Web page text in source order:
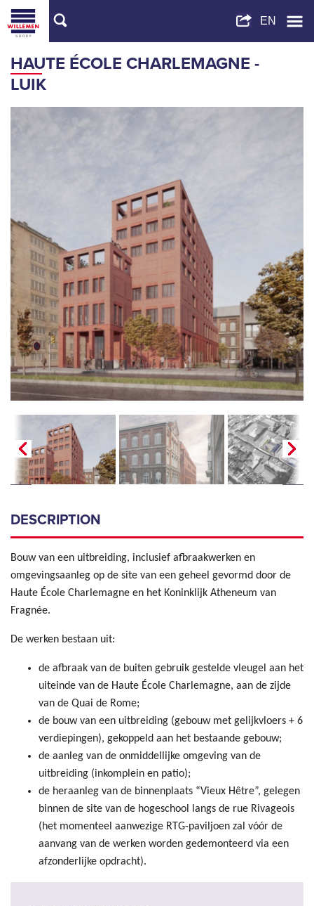
HAUTE ÉCOLE CHARLEMAGNE -
LUIK
DESCRIPTION
Bouw van een uitbreiding, inclusief afbraakwerken en
omgevingsaanleg op de site van een geheel gevormd door de
Haute École Charlemagne en het Koninklijk Atheneum van
Fragnée.
De werken bestaan uit:
de afbraak van de buiten gebruik gestelde vleugel aan het
uiteinde van de Haute École Charlemagne, aan de zijde
van de Quai de Rome;
de bouw van een uitbreiding (gebouw met gelijkvloers + 6
verdiepingen), gekoppeld aan het bestaande gebouw;
de aanleg van de onmiddellijke omgeving van de
uitbreiding (inkomplein en patio);
de heraanleg van de binnenplaats “Vieux Hêtre”, gelegen
binnen de site van de hogeschool langs de rue Rivageois
(het momenteel aanwezige RTG-paviljoen zal vóór de
aanvang van de werken worden gedemonteerd via een
afzonderlijke opdracht).